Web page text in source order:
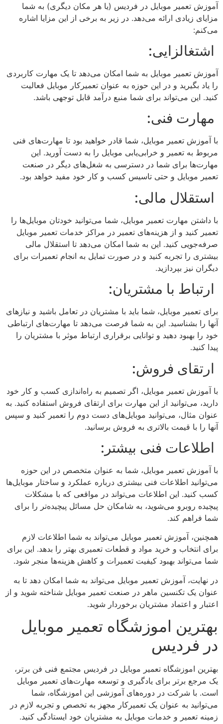
آموزش تعمیر موبایل در فردیس (یا هر مکان دیگری) به شما
مزایای زیادی ارائه می‌دهد. در زیر به برخی از این مزایا اشاره
می‌کنم:
اشتغالزایی:
آموزش تعمیر موبایل به شما امکان می‌دهد تا یک مهارت کاربردی
را یاد بگیرید و در این حوزه به عنوان تعمیرکار موبایل فعالیت
کنید. این می‌تواند برای شما منبع درآمد قابل توجهی باشد.
مهارت فنی:
با آموزش تعمیر موبایل، شما قادر خواهید بود تا مهارت‌های فنی
مربوط به تعمیر و خرابی‌یابی موبایل را به دست آورید. این
مهارت‌ها برای شما در دسترسی به شغل‌های دیگر در صنعت
تعمیر موبایل و حتی تاسیس کسب و کار خود مفید خواهد بود.
استقلال مالی:
با داشتن مهارت تعمیر موبایل، شما می‌توانید خودتان موبایل‌ها را
تعمیر کنید و از هزینه‌های تعمیر در مراکز خدمات تعمیر موبایل
صرفه‌جویی کنید. این به شما امکان می‌دهد تا استقلال مالی
بیشتری را تجربه کنید و در صورت تمایل به انجام تعمیرات برای
دیگران نیز بپردازید.
ارتباط با مشتریان:
برای تعمیر موبایل، شما باید با مشتریان در تعامل باشید و نیازهای
آنها را بشناسید. این به شما فرصت می‌دهد تا مهارت‌های ارتباطی
خود را بهبود دهید و توانایی برقراری ارتباط موثر با مشتریان را
پیدا کنید.
ارتقای فروش:
با آموزش تعمیر موبایل، اگر تصمیم به راه‌اندازی کسب و کار خود
دارید، می‌توانید از این مهارت برای ارتقای فروش استفاده کنید. به
عنوان مثال، می‌توانید موبایل‌های دست دوم را تعمیر کنید و سپس
آنها را با قیمت بالاتری به فروش برسانید.
اطلاعات فنی بیشتر:
با آموزش تعمیر موبایل، شما به عنوان متخصص در این حوزه
می‌توانید اطلاعات فنی بیشتری درباره عملکرد و ساختار موبایل‌ها
کسب کنید. این اطلاعات می‌تواند در مواقعی که با مشکلات
پیچیده روبرو می‌شوید، به شامکان حل مسائل پیچیده‌تر را برای
شما فراهم کند.
همچنین، آموزش تعمیر موبایل می‌تواند به شما اطلاعات لازم
برای انتخاب و خرید مواد و قطعات تعمیری بهتر را بدهد. این برای
شما می‌تواند بهبود کیفیت تعمیرات و کاهش هزینه‌ها منجر شود.
در نهایت، آموزش تعمیر موبایل می‌تواند به شما امکان دهد تا به
عنوان یک تکنسین ماهر در صنعت تعمیر موبایل شناخته شوید و از
اعتبار و اعتماد مشتریان برخوردار شوید.
بهترین اموزشگاه تعمیر موبایل
در فردیس
بهترین اموزشگاه تعمیر موبایل در فردیس مجتمع فنی فن برتر،
یک مرجع برتر برای یادگیری و توسعه مهارت‌های تعمیر موبایل
است. با شرکت در دوره‌های آموزشی این اموزشگاه، شما
می‌توانید به عنوان یک تعمیرکار مجهز به تخصص و تجربه لازم در
زمینه تعمیر و خدمات موبایل به مشتریان خود ایستادگی کنید.